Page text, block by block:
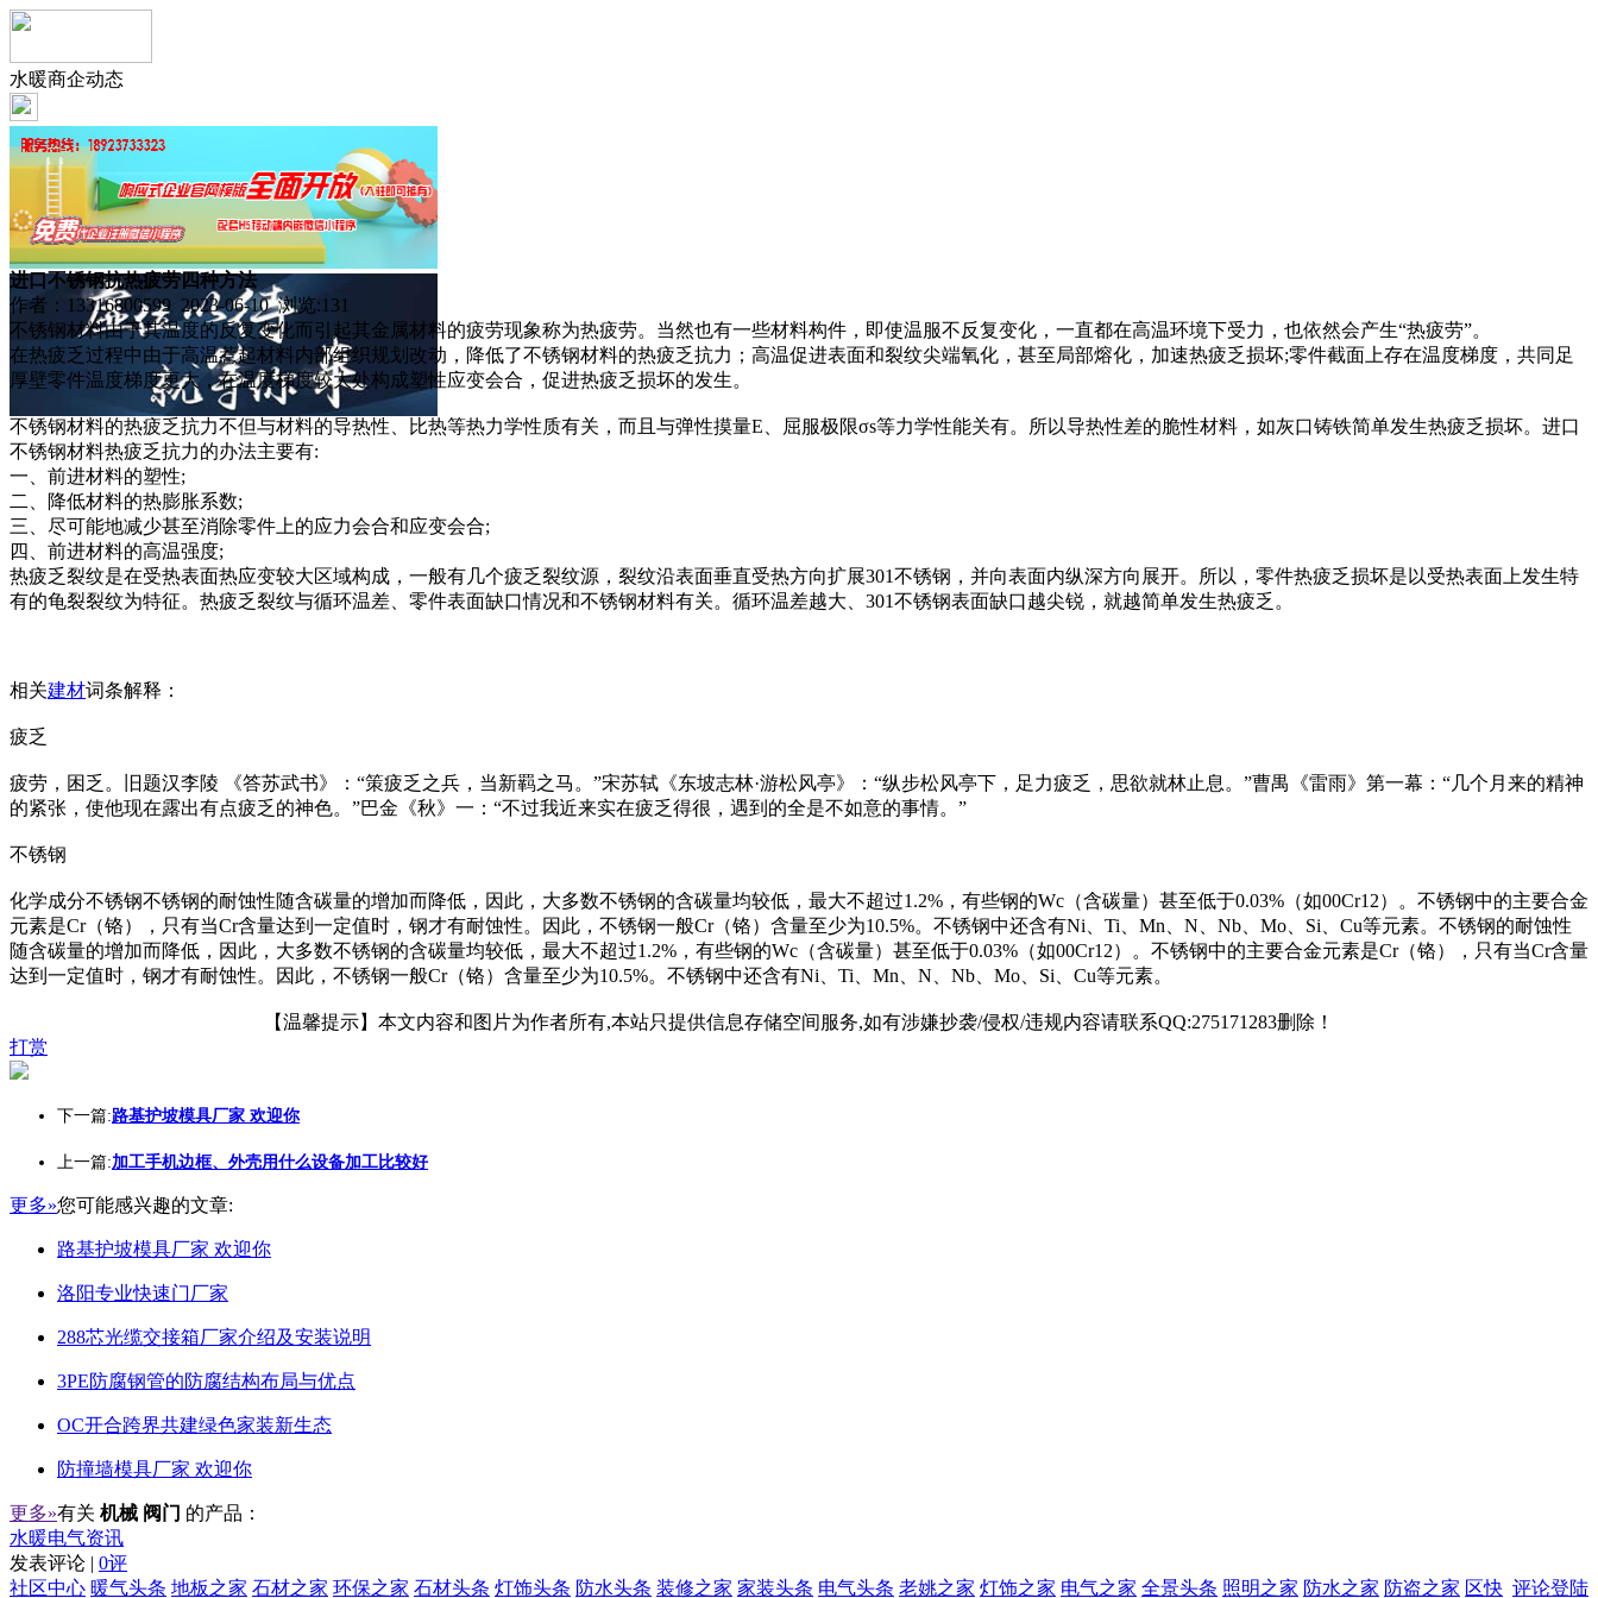
水暖商企动态
进口不锈钢抗热疲劳四种方法
作者：13316800599 2023-06-10 浏览:131
不锈钢材料由于其温度的反复变化而引起其金属材料的疲劳现象称为热疲劳。当然也有一些材料构件，即使温服不反复变化，一直都在高温环境下受力，也依然会产生“热疲劳”。
在热疲乏过程中由于高温惹起材料内部组织规划改动，降低了不锈钢材料的热疲乏抗力；高温促进表面和裂纹尖端氧化，甚至局部熔化，加速热疲乏损坏;零件截面上存在温度梯度，共同足
厚壁零件温度梯度更大，在温度梯度较大处构成塑性应变会合，促进热疲乏损坏的发生。
不锈钢材料的热疲乏抗力不但与材料的导热性、比热等热力学性质有关，而且与弹性摸量E、屈服极限σs等力学性能关有。所以导热性差的脆性材料，如灰口铸铁简单发生热疲乏损坏。进口
不锈钢材料热疲乏抗力的办法主要有:
一、前进材料的塑性;
二、降低材料的热膨胀系数;
三、尽可能地减少甚至消除零件上的应力会合和应变会合;
四、前进材料的高温强度;
热疲乏裂纹是在受热表面热应变较大区域构成，一般有几个疲乏裂纹源，裂纹沿表面垂直受热方向扩展301不锈钢，并向表面内纵深方向展开。所以，零件热疲乏损坏是以受热表面上发生特
有的龟裂裂纹为特征。热疲乏裂纹与循环温差、零件表面缺口情况和不锈钢材料有关。循环温差越大、301不锈钢表面缺口越尖锐，就越简单发生热疲乏。
相关建材词条解释：
疲乏
疲劳，困乏。旧题汉李陵 《答苏武书》：“策疲乏之兵，当新羁之马。”宋苏轼《东坡志林·游松风亭》：“纵步松风亭下，足力疲乏，思欲就林止息。”曹禺《雷雨》第一幕：“几个月来的精神
的紧张，使他现在露出有点疲乏的神色。”巴金《秋》一：“不过我近来实在疲乏得很，遇到的全是不如意的事情。”
不锈钢
化学成分不锈钢不锈钢的耐蚀性随含碳量的增加而降低，因此，大多数不锈钢的含碳量均较低，最大不超过1.2%，有些钢的Wc（含碳量）甚至低于0.03%（如00Cr12）。不锈钢中的主要合金
元素是Cr（铬），只有当Cr含量达到一定值时，钢才有耐蚀性。因此，不锈钢一般Cr（铬）含量至少为10.5%。不锈钢中还含有Ni、Ti、Mn、N、Nb、Mo、Si、Cu等元素。不锈钢的耐蚀性
随含碳量的增加而降低，因此，大多数不锈钢的含碳量均较低，最大不超过1.2%，有些钢的Wc（含碳量）甚至低于0.03%（如00Cr12）。不锈钢中的主要合金元素是Cr（铬），只有当Cr含量
达到一定值时，钢才有耐蚀性。因此，不锈钢一般Cr（铬）含量至少为10.5%。不锈钢中还含有Ni、Ti、Mn、N、Nb、Mo、Si、Cu等元素。
【温馨提示】本文内容和图片为作者所有,本站只提供信息存储空间服务,如有涉嫌抄袭/侵权/违规内容请联系QQ:275171283删除！
打赏
下一篇:路基护坡模具厂家 欢迎你
上一篇:加工手机边框、外壳用什么设备加工比较好
更多»您可能感兴趣的文章:
路基护坡模具厂家 欢迎你
洛阳专业快速门厂家
288芯光缆交接箱厂家介绍及安装说明
3PE防腐钢管的防腐结构布局与优点
OC开合跨界共建绿色家装新生态
防撞墙模具厂家 欢迎你
更多»有关 机械 阀门 的产品：
水暖电气资讯
发表评论 | 0评
评论登陆
社区中心 暖气头条 地板之家 石材之家 环保之家 石材头条 灯饰头条 防水头条 装修之家 家装头条 电气头条 老姚之家 灯饰之家 电气之家 全景头条 照明之家 防水之家 防盗之家 区快